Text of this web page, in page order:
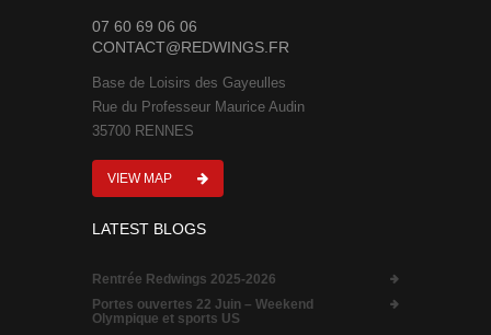
07 60 69 06 06
CONTACT@REDWINGS.FR
Base de Loisirs des Gayeulles
Rue du Professeur Maurice Audin
35700 RENNES
VIEW MAP
LATEST BLOGS
Rentrée Redwings 2025-2026
Portes ouvertes 22 Juin – Weekend
Olympique et sports US